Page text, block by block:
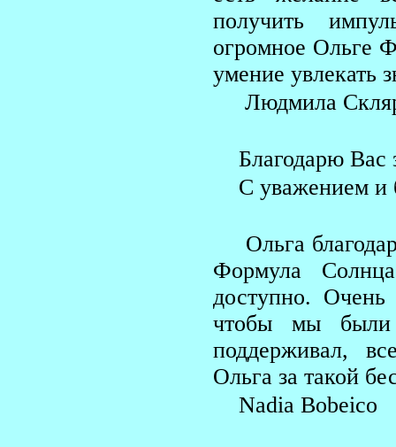
получить
огромное Ольге
умение увлекать
Людмила
Благодарю Вас
С уважением и
Ольга
Формула
доступно.
чтобы мы
поддерживал,
Ольга за такой
Nadia Bobeico